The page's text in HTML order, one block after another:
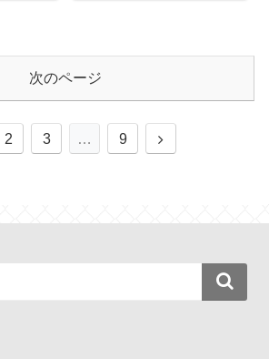
次のページ
2 3 … 9
次